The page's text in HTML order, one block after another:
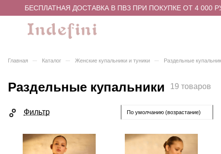
БЕСПЛАТНАЯ ДОСТАВКА В ПВЗ ПРИ ПОКУПКЕ ОТ 4 000
Главная – Каталог – Женские купальники и туники – Раздельные
Раздельные купальники 19 товаров
Фильтр По умолчанию (возрастание)